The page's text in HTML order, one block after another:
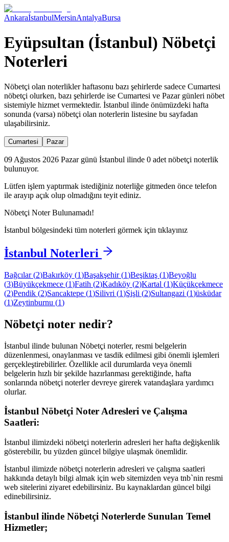
AnkaraİstanbulMersinAntalyaBursa
Eyüpsultan (İstanbul) Nöbetçi
Noterleri
Nöbetçi olan noterlikler haftasonu bazı şehirlerde sadece Cumartesi
nöbetçi olurken, bazı şehirlerde ise Cumartesi ve Pazar günleri nöbet
sistemiyle hizmet vermektedir. İstanbul ilinde önümüzdeki hafta
sonunda (varsa) nöbetçi olan noterlerin listesine bu sayfadan
ulaşabilirsiniz.
Cumartesi Pazar
09 Ağustos 2026 Pazar günü İstanbul ilinde 0 adet nöbetçi noterlik
bulunuyor.
Lütfen işlem yaptırmak istediğiniz noterliğe gitmeden önce telefon
ile arayıp açık olup olmadığını teyit ediniz.
Nöbetçi Noter Bulunamadı!
İstanbul bölgesindeki tüm noterleri görmek için tıklayınız
İstanbul Noterleri
Bağcılar(2)Bakırköy (1)Başakşehir(1)Beşiktaş (1)Beyoğlu
(3)Büyükçekmece (1)Fatih (2)Kadıköy (2)Kartal (1)Küçükçekmece
(2)Pendik (2)Sancaktepe (1)Silivri (1)Şişli (2)Sultangazi (1)üsküdar
(1)Zeytinburnu (1)
Nöbetçi noter nedir?
İstanbul ilinde bulunan Nöbetçi noterler, resmi belgelerin
düzenlenmesi, onaylanması ve tasdik edilmesi gibi önemli işlemleri
gerçekleştirebilirler. Özellikle acil durumlarda veya önemli
belgelerin hızlı bir şekilde hazırlanması gerektiğinde, hafta
sonlarında nöbetçi noterler devreye girerek vatandaşlara yardımcı
olurlar.
İstanbul Nöbetçi Noter Adresleri ve Çalışma
Saatleri:
İstanbul ilimizdeki nöbetçi noterlerin adresleri her hafta değişkenlik
gösterebilir, bu yüzden güncel bilgiye ulaşmak önemlidir.
İstanbul ilimizde nöbetçi noterlerin adresleri ve çalışma saatleri
hakkında detaylı bilgi almak için web sitemizden veya tnb`nin resmi
web sitelerini ziyaret edebilirsiniz. Bu kaynaklardan güncel bilgi
edinebilirsiniz.
İstanbul ilinde Nöbetçi Noterlerde Sunulan Temel
Hizmetler;